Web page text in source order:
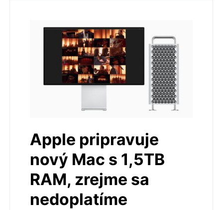
Apple pripravuje
nový Mac s 1,5TB
RAM, zrejme sa
nedoplatíme